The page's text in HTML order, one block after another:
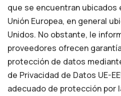
que se encuentran ubicados
Unión Europea, en general
Unidos. No obstante, le
proveedores ofrecen
protección de datos
de Privacidad de Datos UE-
adecuado de protección por